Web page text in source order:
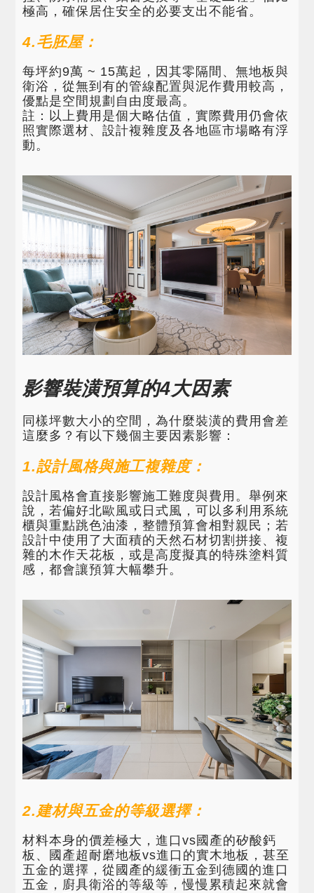
極高，確保居住安全的必要支出不能省。
4.毛胚屋：
每坪約9萬 ~ 15萬起，因其零隔間、無地板與
衛浴，從無到有的管線配置與泥作費用較高，
優點是空間規劃自由度最高。
註：以上費用是個大略估值，實際費用仍會依
照實際選材、設計複雜度及各地區市場略有浮
動。
影響裝潢預算的4大因素
同樣坪數大小的空間，為什麼裝潢的費用會差
這麼多？有以下幾個主要因素影響：
1.設計風格與施工複雜度：
設計風格會直接影響施工難度與費用。舉例來
說，若偏好北歐風或日式風，可以多利用系統
櫃與重點跳色油漆，整體預算會相對親民；若
設計中使用了大面積的天然石材切割拼接、複
雜的木作天花板，或是高度擬真的特殊塗料質
感，都會讓預算大幅攀升。
2.建材與五金的等級選擇：
材料本身的價差極大，進口vs國產的矽酸鈣
板、國產超耐磨地板vs進口的實木地板，甚至
五金的選擇，從國產的緩衝五金到德國的進口
五金，廚具衛浴的等級等，慢慢累積起來就會